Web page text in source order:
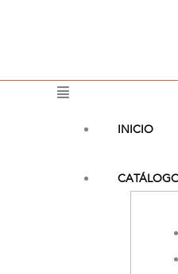
Main
INICIO